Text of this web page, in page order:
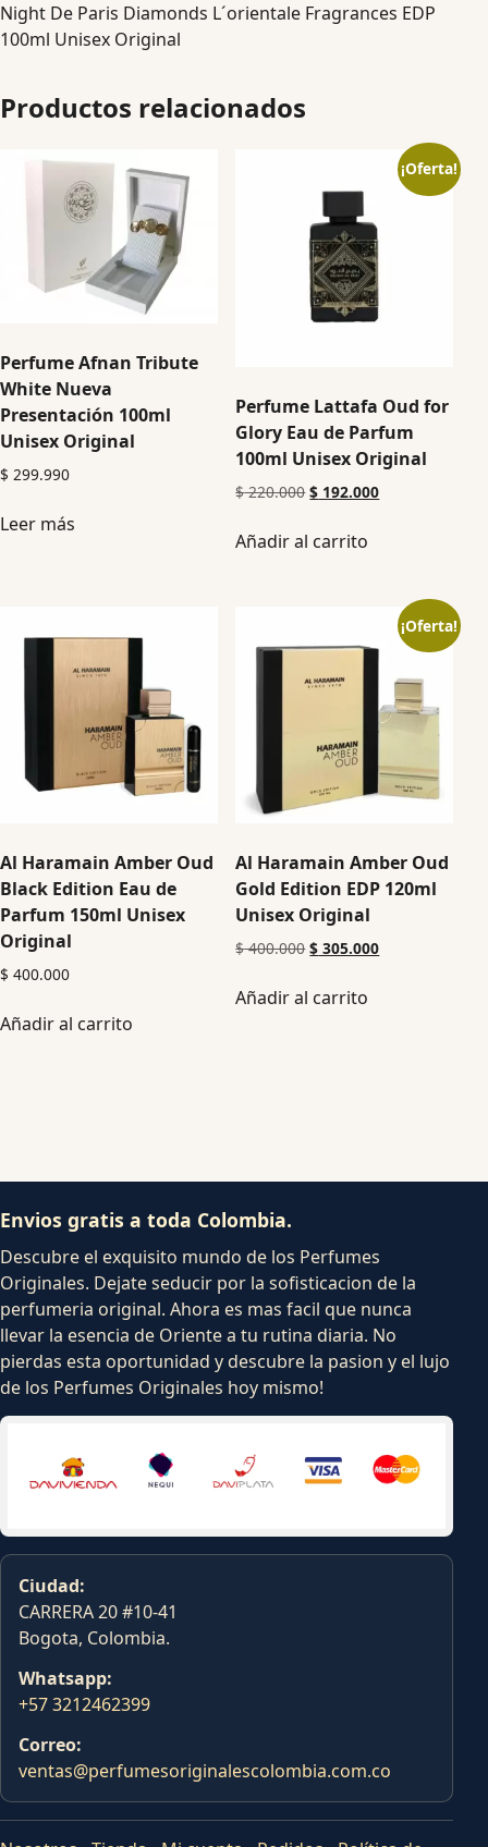
Night De Paris Diamonds L´orientale Fragrances EDP
100ml Unisex Original
Productos relacionados
Perfume Afnan Tribute
White Nueva
Presentación 100ml
Unisex Original
$ 299.990
Leer más
¡Oferta!
Perfume Lattafa Oud for
Glory Eau de Parfum
100ml Unisex Original
$220.000 $ 192.000
Añadir al carrito
Al Haramain Amber Oud
Black Edition Eau de
Parfum 150ml Unisex
Original
$ 400.000
Añadir al carrito
¡Oferta!
Al Haramain Amber Oud
Gold Edition EDP 120ml
Unisex Original
$400.000 $ 305.000
Añadir al carrito
Envios gratis a toda Colombia.
Descubre el exquisito mundo de los Perfumes
Originales. Dejate seducir por la sofisticacion de la
perfumeria original. Ahora es mas facil que nunca
llevar la esencia de Oriente a tu rutina diaria. No
pierdas esta oportunidad y descubre la pasion y el lujo
de los Perfumes Originales hoy mismo!
Ciudad:
CARRERA 20 #10-41
Bogota, Colombia.
Whatsapp:
+57 3212462399
Correo:
ventas@perfumesoriginalescolombia.com.co